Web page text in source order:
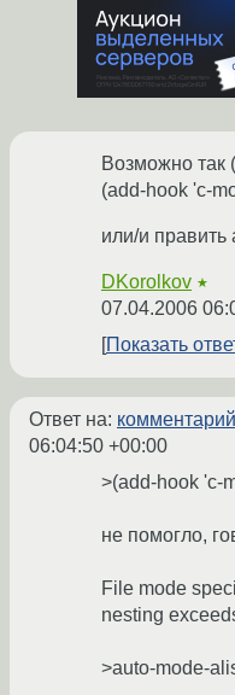
Возможно так
(add-hook 'c-
или/и править
DKorolkov ★
07.04.2006
Показать
Ответ на: комментарий
06:04:50 +00:00
>(add-hook 'c-
не помогло,
File mode
nesting
>auto-mode-